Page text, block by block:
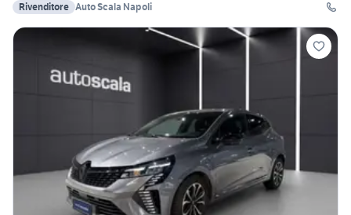
Rivenditore Auto Scala Napoli